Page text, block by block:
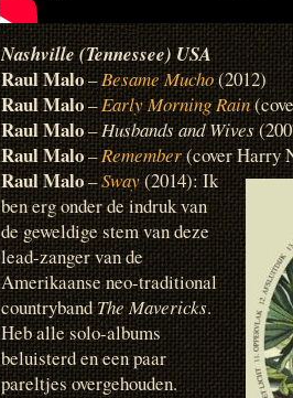
Nashville (Tennessee) USA
Raul Malo–Besame Mucho(2012)
Raul Malo–Early Morning Rain
Raul Malo–Husbands and Wives
Raul Malo–Remember(cover Harry
Raul Malo–Sway(2014): Ik
ben erg onder de indruk van
de geweldige stem van deze
lead-zanger van de
Amerikaanse neo-traditional
countrybandThe Mavericks.
Heb alle solo-albums
beluisterd en een paar
pareltjes overgehouden.